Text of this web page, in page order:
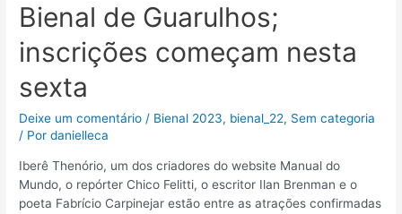
Bienal de Guarulhos;
inscrições começam nesta
sexta
Deixe um comentário / Bienal 2023, bienal_22, Sem categoria
/ Pordanielleca
Iberê Thenório, um dos criadores do website Manual do
Mundo, o repórter Chico Felitti, o escritor Ilan Brenman e o
poeta Fabrício Carpinejar estão entre as atrações confirmadas